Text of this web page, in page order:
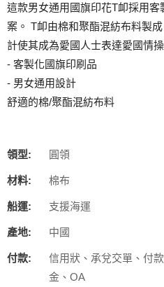
這款男女通用國旗印花T卹採用客
案。 T卹由棉和聚酯混紡布料製
計使其成為愛國人士表達愛國情
- 客製化國旗印刷品
- 男女通用設計
舒適的棉/聚酯混紡布料
領型: 圓領
材料: 棉布
船運: 支援海運
產地: 中國
付款:
信用狀、承兌交單、付
金、OA